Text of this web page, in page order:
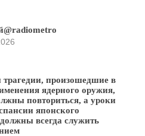
трагедии, произошедшие в
ядерного оружия,
повториться, а уроки
японского
всегда служить